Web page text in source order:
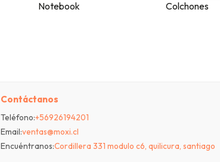
Notebook Colchones
Contáctanos
Teléfono:+56926194201
Email:ventas@moxi.cl
Encuéntranos:Cordillera 331 modulo c6, quilicura, santiago